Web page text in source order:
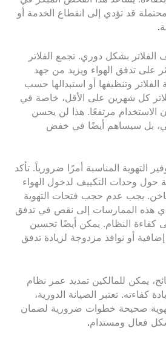
قد تؤدي إلى انقطاع الخدمة أو
.
بشكل دوري. تجمع الفلاتر
على تدفق الهواء ويزيد من جهد
الفلاتر وتنظيفها أو استبدالها حسب
كل شهرين على الأقل، خاصة في
مرتفعًا. هذا لن يحسن
بل سيساهم أيضًا في خفض
التهوية المناسبة أمرًا ضرورياً. تأكد
وحدات التكييف لدخول الهواء
يجب عدم حجب فتحات التهوية
تؤدي هذه الممارسات إلى نقص في تدفق
كفاءة النظام. يمكن أيضًا تحسين
إضافية أو نوافذ مزدوجة لزيادة تدفق
يمكن للمالكين تمديد عمر نظام
كفاءته. تعتبر الصيانة الدورية،
تهوية صحيحة خطوات ضرورية لضمان
فعال ومستدام.